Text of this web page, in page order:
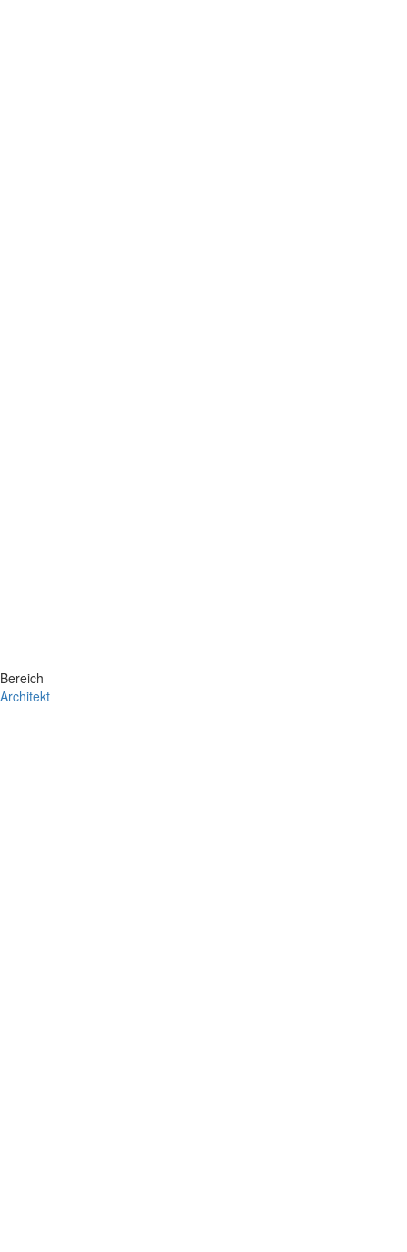
Bereich
Architekt